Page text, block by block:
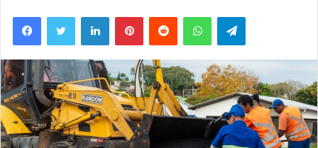
mail
FacebookTwitter LinkedinPinterestReddit WhatsAppTelegram